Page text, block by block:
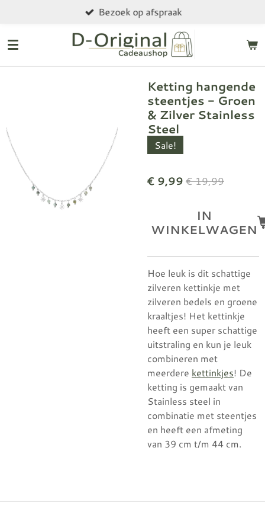
naar
hoofdinhoud
Bezoek op afspraak
Ketting hangende
steentjes - Groen
& Zilver Stainless
Steel
Sale!
€ 9,99 € 19,99
IN
WINKELWAGEN
Hoe leuk is dit schattige
zilveren kettinkje met
zilveren bedels en groene
kraaltjes! Het kettinkje
heeft een super schattige
uitstraling en kun je leuk
combineren met
meerdere kettinkjes! De
ketting is gemaakt van
Stainless steel in
combinatie met steentjes
en heeft een afmeting
van 39 cm t/m 44 cm.